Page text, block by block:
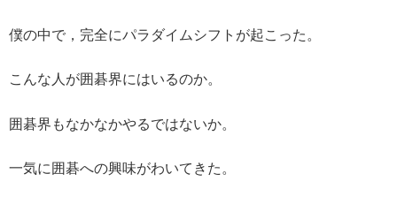
僕の中で，完全にパラダイムシフトが起こった。
こんな人が囲碁界にはいるのか。
囲碁界もなかなかやるではないか。
一気に囲碁への興味がわいてきた。